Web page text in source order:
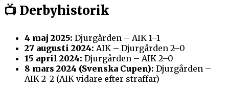
📺 Derbyhistorik
4 maj 2025: Djurgården – AIK 1–1
27 augusti 2024: AIK – Djurgården 2–0
15 april 2024: Djurgården – AIK 2–0
8 mars 2024 (Svenska Cupen): Djurgården –
AIK 2–2 (AIK vidare efter straffar)